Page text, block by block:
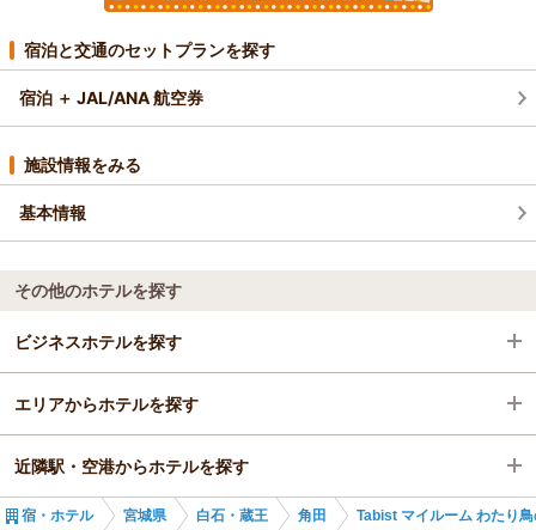
宿泊と交通のセットプランを探す
宿泊 ＋ JAL/ANA 航空券
施設情報をみる
基本情報
その他のホテルを探す
ビジネスホテルを探す
宮城県
白石・蔵王
エリアからホテルを探す
宮城県
近隣駅・空港からホテルを探す
宿・ホテル 宮城県 白石・蔵王 角田 Tabist マイルーム わたり